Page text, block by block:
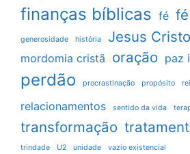
finanças bíblicas fé
generosidade história Jesus Cristo
mordomia cristã oração paz
perdão procrastinação propósito
relacionamentos sentido da vida
transformação
trindade U2 unidade vazio existencial